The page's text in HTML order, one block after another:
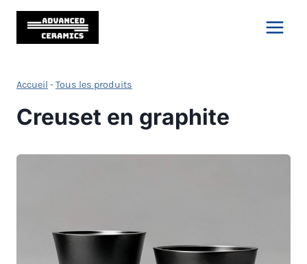
Skip
content
Accueil -Tous les produits
Creuset en graphite